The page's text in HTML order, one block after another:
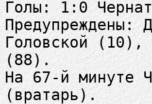
Голы: 1:0
Головской
(88).
На 67-й минуте
(вратарь).